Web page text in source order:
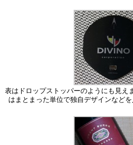
表はドロップストッパーのようにも見え
はまとまった単位で独自デザインなどを